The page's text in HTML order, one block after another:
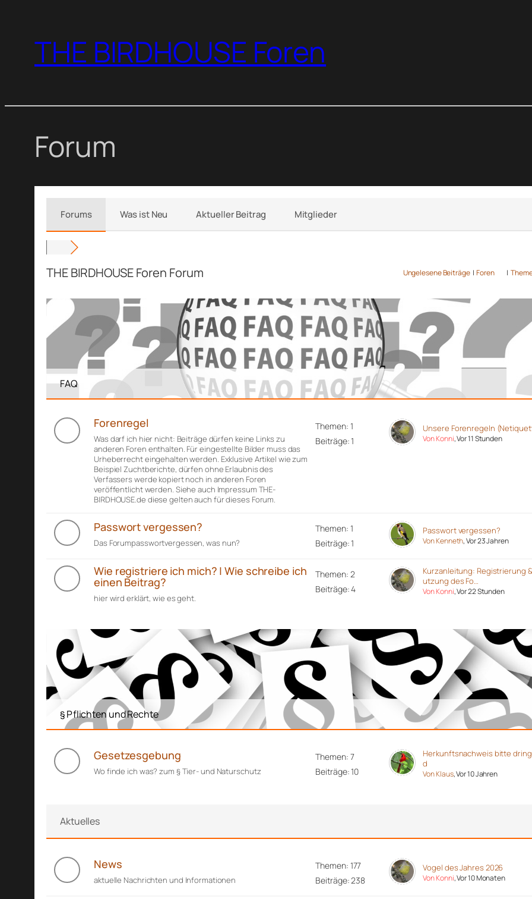
springenTHE BIRDHOUSE Foren
Forum
Forums Was ist Neu Aktueller Beitrag Mitglieder
THE BIRDHOUSE Foren Forum Ungelesene Beiträge | Foren |
FAQ
Forenregel
Was darf ich hier nicht: Beiträge dürfen keine Links zu
anderen Foren enthalten. Für eingestellte Bilder muss das
Urheberrecht eingehalten werden. Exklusive Artikel wie zum
Beispiel Zuchtberichte, dürfen ohne Erlaubnis des
Verfassers werde kopiert noch in anderen Foren
veröffentlicht werden. Siehe auch Impressum THE-
BIRDHOUSE.de diese gelten auch für dieses Forum.
Themen: 1
Beiträge: 1
Unsere Forenregeln
Von Konni, Vor 11 Stunden
Passwort vergessen?
Das Forumpasswortvergessen, was nun?
Themen: 1
Beiträge: 1
Passwort vergessen?
Von Kenneth, Vor 23 Jahren
Wie registriere ich mich? | Wie schreibe ich
einen Beitrag?
hier wird erklärt, wie es geht.
Themen: 2
Beiträge: 4
Kurzanleitung: Registrierung
utzung des Fo…
Von Konni, Vor 22 Stunden
§ Pflichten und Rechte
Gesetzesgebung
Wo finde ich was? zum § Tier- und Naturschutz
Themen: 7
Beiträge: 10
Herkunftsnachweis bitte
d
Von Klaus, Vor 10 Jahren
Aktuelles
News
aktuelle Nachrichten und Informationen
Themen: 177
Beiträge: 238
Vogel des Jahres 2026
Von Konni, Vor 10 Monaten